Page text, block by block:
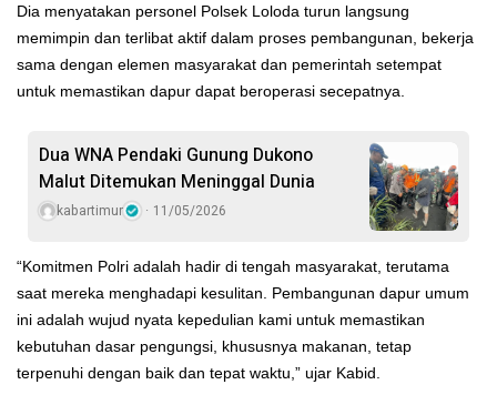
Dia menyatakan personel Polsek Loloda turun langsung
memimpin dan terlibat aktif dalam proses pembangunan, bekerja
sama dengan elemen masyarakat dan pemerintah setempat
untuk memastikan dapur dapat beroperasi secepatnya.
Dua WNA Pendaki Gunung Dukono
Malut Ditemukan Meninggal Dunia
kabartimur 11/05/2026
“Komitmen Polri adalah hadir di tengah masyarakat, terutama
saat mereka menghadapi kesulitan. Pembangunan dapur umum
ini adalah wujud nyata kepedulian kami untuk memastikan
kebutuhan dasar pengungsi, khususnya makanan, tetap
terpenuhi dengan baik dan tepat waktu,” ujar Kabid.